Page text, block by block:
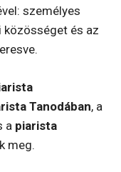
személyes
közösséget és az
Tanodában, a
a piarista
meg.